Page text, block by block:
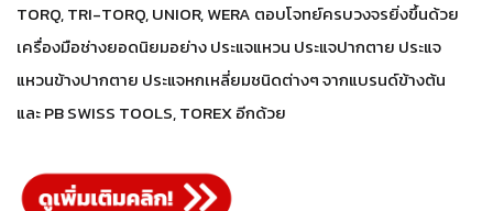
TORQ, TRI-TORQ, UNIOR, WERA ตอบโจทย์ครบวงจรยิ่งขึ้นด้วย
เครื่องมือช่างยอดนิยมอย่าง ประแจแหวน ประแจปากตาย ประแจ
แหวนข้างปากตาย ประแจหกเหลี่ยมชนิดต่างๆ จากแบรนด์ข้างต้น
และ PB SWISS TOOLS, TOREX อีกด้วย